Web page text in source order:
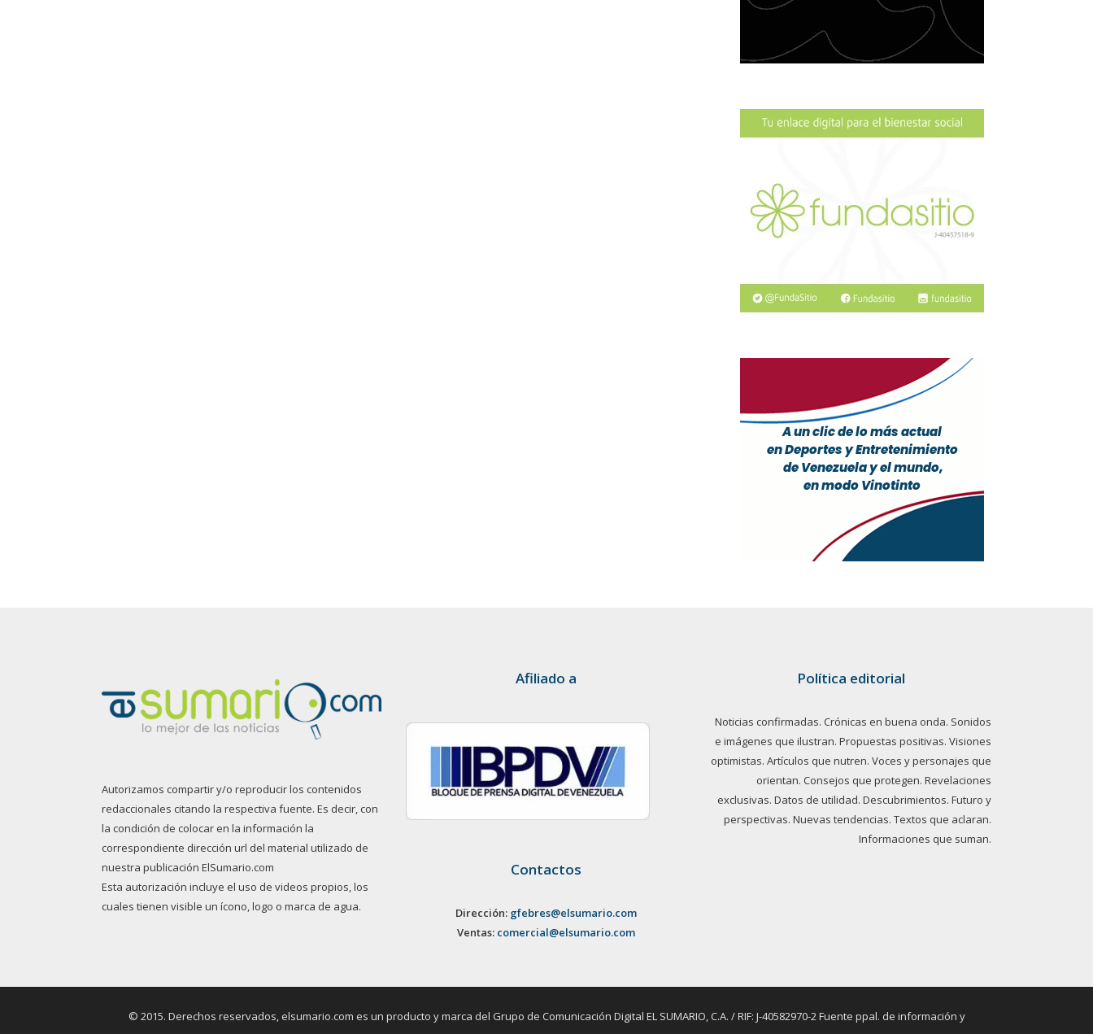
Autorizamos compartir y/o reproducir los contenidos
redaccionales citando la respectiva fuente. Es decir, con
la condición de colocar en la información la
correspondiente dirección url del material utilizado de
nuestra publicación ElSumario.com
Esta autorización incluye el uso de videos propios, los
cuales tienen visible un ícono, logo o marca de agua.
Afiliado a
Contactos
Dirección: gfebres@elsumario.com
Ventas: comercial@elsumario.com
Política editorial
Noticias confirmadas. Crónicas en buena onda. Sonidos
e imágenes que ilustran. Propuestas positivas. Visiones
optimistas. Artículos que nutren. Voces y personajes que
orientan. Consejos que protegen. Revelaciones
exclusivas. Datos de utilidad. Descubrimientos. Futuro y
perspectivas. Nuevas tendencias. Textos que aclaran.
Informaciones que suman.
© 2015. Derechos reservados, elsumario.com es un producto y marca del Grupo de Comunicación Digital EL SUMARIO, C.A. / RIF: J-40582970-2 Fuente ppal. de información y